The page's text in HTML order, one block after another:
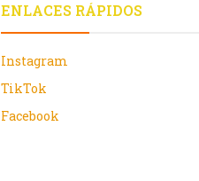
ENLACES RÁPIDOS
Instagram
TikTok
Facebook